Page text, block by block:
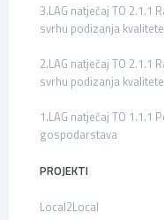
3.LAG natječaj TO 2.1.1
svrhu podizanja
2.LAG natječaj TO 2.1.1
svrhu podizanja
1.LAG natječaj TO
gospodarstava
PROJEKTI
Local2Local